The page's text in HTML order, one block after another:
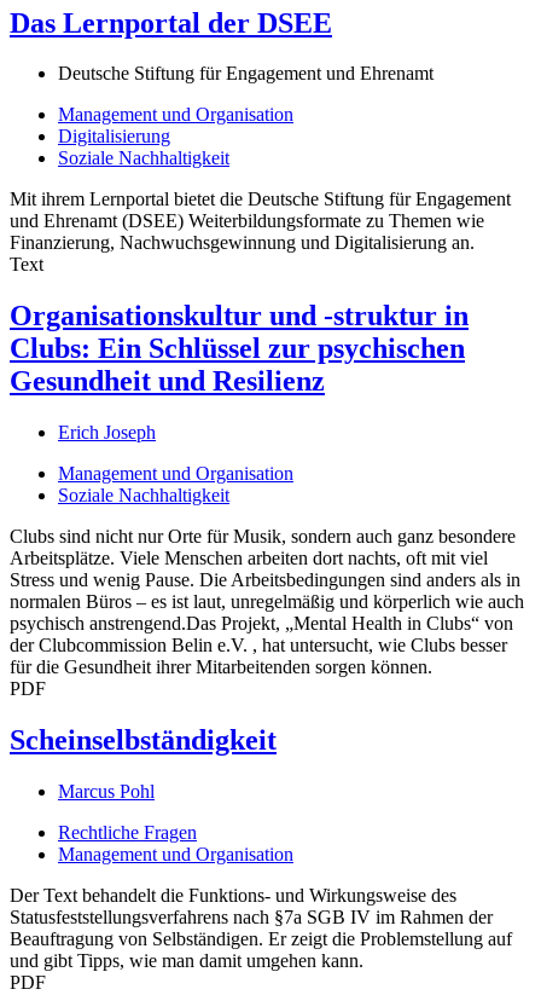
Das Lernportal der DSEE
Deutsche Stiftung für Engagement und Ehrenamt
Management und Organisation
Digitalisierung
Soziale Nachhaltigkeit
Mit ihrem Lernportal bietet die Deutsche Stiftung für Engagement
und Ehrenamt (DSEE) Weiterbildungsformate zu Themen wie
Finanzierung, Nachwuchsgewinnung und Digitalisierung an.
Text
Organisationskultur und -struktur in
Clubs: Ein Schlüssel zur psychischen
Gesundheit und Resilienz
Erich Joseph
Management und Organisation
Soziale Nachhaltigkeit
Clubs sind nicht nur Orte für Musik, sondern auch ganz besondere
Arbeitsplätze. Viele Menschen arbeiten dort nachts, oft mit viel
Stress und wenig Pause. Die Arbeitsbedingungen sind anders als in
normalen Büros – es ist laut, unregelmäßig und körperlich wie auch
psychisch anstrengend.Das Projekt, „Mental Health in Clubs“ von
der Clubcommission Belin e.V. , hat untersucht, wie Clubs besser
für die Gesundheit ihrer Mitarbeitenden sorgen können.
PDF
Scheinselbständigkeit
Marcus Pohl
Rechtliche Fragen
Management und Organisation
Der Text behandelt die Funktions- und Wirkungsweise des
Statusfeststellungsverfahrens nach §7a SGB IV im Rahmen der
Beauftragung von Selbständigen. Er zeigt die Problemstellung auf
und gibt Tipps, wie man damit umgehen kann.
PDF